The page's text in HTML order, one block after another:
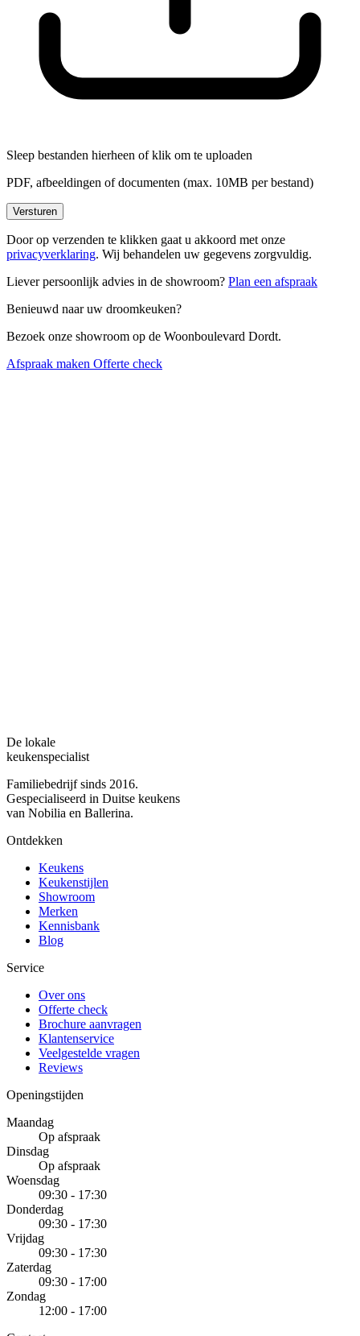
Sleep bestanden hierheen ofklik om te uploaden
PDF, afbeeldingen of documenten (max. 10MB per bestand)
Versturen
Door op verzenden te klikken gaat u akkoord met onze
privacyverklaring. Wij behandelen uw gegevens zorgvuldig.
Liever persoonlijk advies in de showroom? Plan een afspraak
Benieuwd naar uw droomkeuken?
Bezoek onze showroom op de Woonboulevard Dordt.
Afspraak maken Offerte check
De lokale
keukenspecialist
Familiebedrijf sinds 2016.
Gespecialiseerd in Duitse keukens
van Nobilia en Ballerina.
Ontdekken
Keukens
Keukenstijlen
Showroom
Merken
Kennisbank
Blog
Service
Over ons
Offerte check
Brochure aanvragen
Klantenservice
Veelgestelde vragen
Reviews
Openingstijden
Maandag
Op afspraak
Dinsdag
Op afspraak
Woensdag
09:30 - 17:30
Donderdag
09:30 - 17:30
Vrijdag
09:30 - 17:30
Zaterdag
09:30 - 17:00
Zondag
12:00 - 17:00